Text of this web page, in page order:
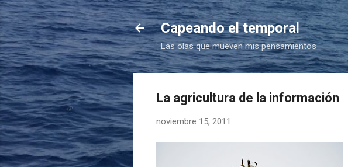
Capeando el temporal
Las olas que mueven mis pensamientos
La agricultura de la información
noviembre 15, 2011